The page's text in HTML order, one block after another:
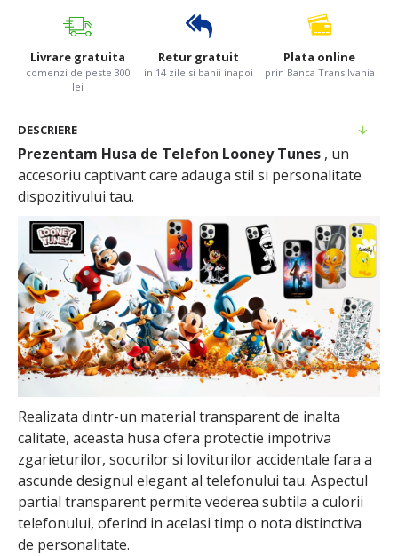
Livrare gratuita
comenzi de peste 300
lei
Retur gratuit
in 14 zile si banii inapoi
Plata online
prin Banca Transilvania
DESCRIERE
Prezentam Husa de Telefon Looney Tunes , un
accesoriu captivant care adauga stil si personalitate
dispozitivului tau.
Realizata dintr-un material transparent de inalta
calitate, aceasta husa ofera protectie impotriva
zgarieturilor, socurilor si loviturilor accidentale fara a
ascunde designul elegant al telefonului tau. Aspectul
partial transparent permite vederea subtila a culorii
telefonului, oferind in acelasi timp o nota distinctiva
de personalitate.